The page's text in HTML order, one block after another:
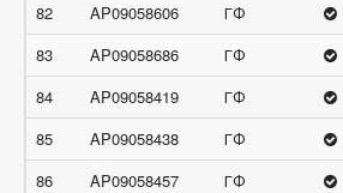
82
AP09058606 ГФ
83
AP09058686 ГФ
84
AP09058419 ГФ
85
AP09058438 ГФ
86
AP09058457 ГФ